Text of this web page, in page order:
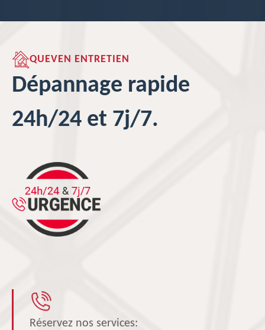
QUEVEN ENTRETIEN
Dépannage rapide
24h/24 et 7j/7.
Réservez nos services: